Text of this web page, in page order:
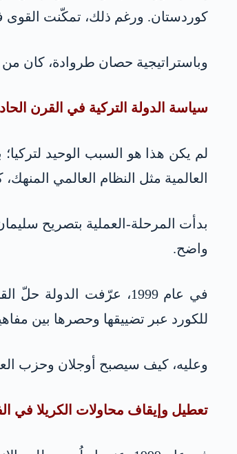
كوردستان. ورغم ذلك، تمكّنت القوى
وباستراتيجية حصان طروادة، كان
سياسة الدولة التركية في القرن
لم يكن هذا هو السبب الوحيد لتركيا؛
العالمية مثل النظام العالمي
واضح.
في عام 1999، عرّفت
للكورد عبر تضييقها وحصرها بين
وعليه، كيف سيصبح أوجلان وحزب
تعطيل وإيقاف محاولات الكريلا في الفترة